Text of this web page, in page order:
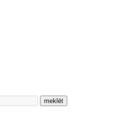
meklēt